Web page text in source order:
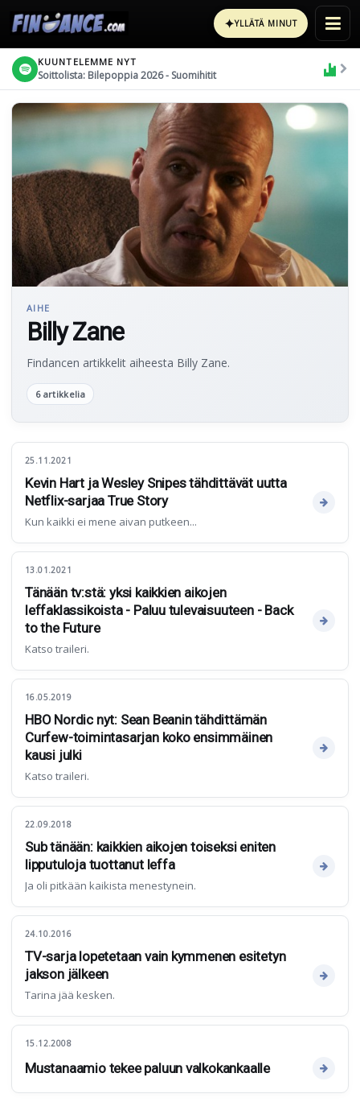
✦YLLÄTÄ MINUT
KUUNTELEMME NYT
Soittolista: Bilepoppia 2026 - Suomihitit
AIHE
Billy Zane
Findancen artikkelit aiheesta Billy Zane.
6 artikkelia
25.11.2021
Kevin Hart ja Wesley Snipes tähdittävät uutta
Netflix-sarjaa True Story
Kun kaikki ei mene aivan putkeen...
13.01.2021
Tänään tv:stä: yksi kaikkien aikojen
leffaklassikoista - Paluu tulevaisuuteen - Back
to the Future
Katso traileri.
16.05.2019
HBO Nordic nyt: Sean Beanin tähdittämän
Curfew-toimintasarjan koko ensimmäinen
kausi julki
Katso traileri.
22.09.2018
Sub tänään: kaikkien aikojen toiseksi eniten
lipputuloja tuottanut leffa
Ja oli pitkään kaikista menestynein.
24.10.2016
TV-sarja lopetetaan vain kymmenen esitetyn
jakson jälkeen
Tarina jää kesken.
15.12.2008
Mustanaamio tekee paluun valkokankaalle